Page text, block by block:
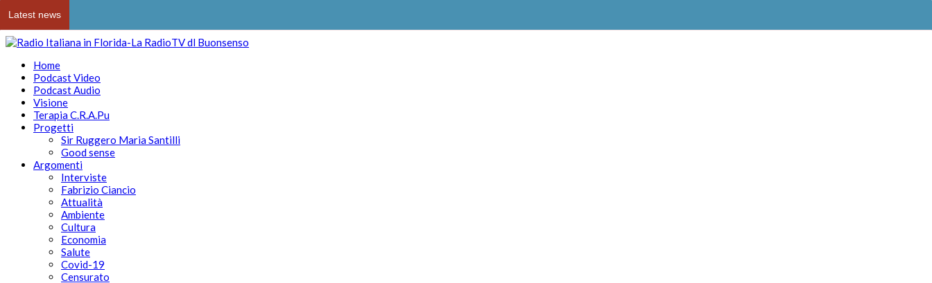
Latest news
Home
Podcast Video
Podcast Audio
Visione
Terapia C.R.A.Pu
Progetti
Sir Ruggero Maria Santilli
Good sense
Argomenti
Interviste
Fabrizio Ciancio
Attualità
Ambiente
Cultura
Economia
Salute
Covid-19
Censurato